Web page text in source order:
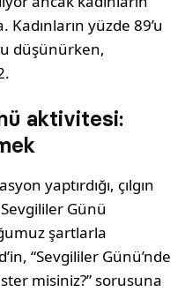
yüzde 89’u
düşünürken,
aktivitesi:
yaptırdığı, çılgın
Günü
şartlarla
“Sevgililer Günü’nde
misiniz?” sorusuna